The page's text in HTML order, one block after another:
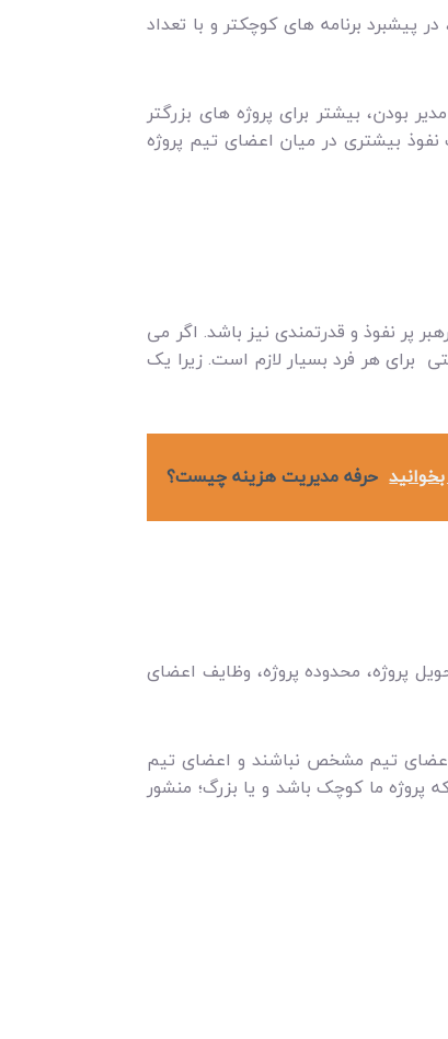
پیشبرد برنامه های کوچکتر و با تعداد
بودن، بیشتر برای پروژه های بزرگتر
بیشتری در میان اعضای تیم پروژه
پر نفوذ و قدرتمندی نیز باشد. اگر می
برای هر فرد بسیار لازم است. زیرا یک
حرفه مديريت هزينه چيست؟
پروژه، محدوده پروژه، وظایف اعضای
اعضای تیم مشخص نباشند و اعضای تیم
پروژه ما کوچک باشد و یا بزرگ؛ منشور